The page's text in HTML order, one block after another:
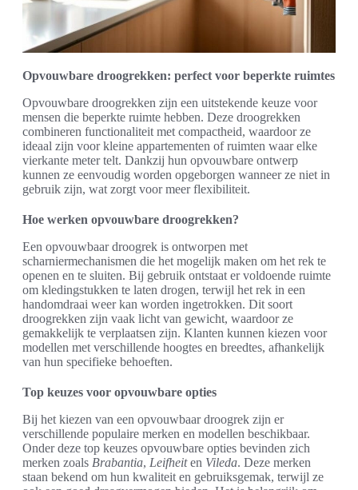
Opvouwbare droogrekken: perfect voor beperkte ruimtes
Opvouwbare droogrekken zijn een uitstekende keuze voor
mensen die beperkte ruimte hebben. Deze droogrekken
combineren functionaliteit met compactheid, waardoor ze
ideaal zijn voor kleine appartementen of ruimten waar elke
vierkante meter telt. Dankzij hun opvouwbare ontwerp
kunnen ze eenvoudig worden opgeborgen wanneer ze niet in
gebruik zijn, wat zorgt voor meer flexibiliteit.
Hoe werken opvouwbare droogrekken?
Een opvouwbaar droogrek is ontworpen met
scharniermechanismen die het mogelijk maken om het rek te
openen en te sluiten. Bij gebruik ontstaat er voldoende ruimte
om kledingstukken te laten drogen, terwijl het rek in een
handomdraai weer kan worden ingetrokken. Dit soort
droogrekken zijn vaak licht van gewicht, waardoor ze
gemakkelijk te verplaatsen zijn. Klanten kunnen kiezen voor
modellen met verschillende hoogtes en breedtes, afhankelijk
van hun specifieke behoeften.
Top keuzes voor opvouwbare opties
Bij het kiezen van een opvouwbaar droogrek zijn er
verschillende populaire merken en modellen beschikbaar.
Onder deze top keuzes opvouwbare opties bevinden zich
merken zoals Brabantia, Leifheiten Vileda. Deze merken
staan bekend om hun kwaliteit en gebruiksgemak, terwijl ze